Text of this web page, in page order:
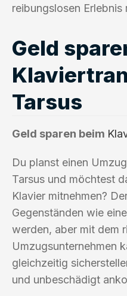
reibungslosen Erlebnis
Geld
Tarsus
Geld sparen beim
Du planst einen
Tarsus und möchtest
Klavier mitnehmen?
Gegenständen wie
werden, aber mit dem
Umzugsunternehmen
gleichzeitig
und unbeschädigt